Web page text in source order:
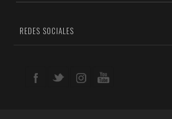
REDES SOCIALES